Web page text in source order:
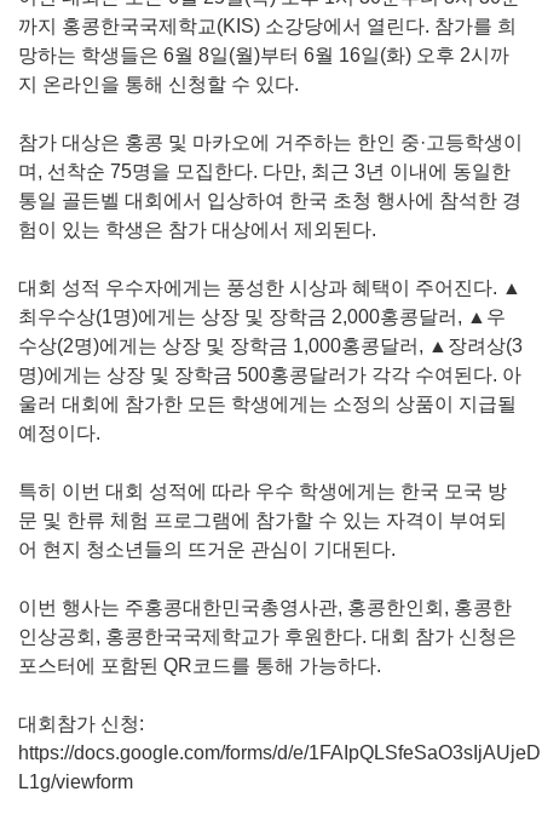
까지 홍콩한국국제학교(KIS) 소강당에서 열린다. 참가를 희
망하는 학생들은 6월 8일(월)부터 6월 16일(화) 오후 2시까
지 온라인을 통해 신청할 수 있다.
참가 대상은 홍콩 및 마카오에 거주하는 한인 중·고등학생이
며, 선착순 75명을 모집한다. 다만, 최근 3년 이내에 동일한
통일 골든벨 대회에서 입상하여 한국 초청 행사에 참석한 경
험이 있는 학생은 참가 대상에서 제외된다.
대회 성적 우수자에게는 풍성한 시상과 혜택이 주어진다. ▲
최우수상(1명)에게는 상장 및 장학금 2,000홍콩달러, ▲우
수상(2명)에게는 상장 및 장학금 1,000홍콩달러, ▲장려상(3
명)에게는 상장 및 장학금 500홍콩달러가 각각 수여된다. 아
울러 대회에 참가한 모든 학생에게는 소정의 상품이 지급될
예정이다.
특히 이번 대회 성적에 따라 우수 학생에게는 한국 모국 방
문 및 한류 체험 프로그램에 참가할 수 있는 자격이 부여되
어 현지 청소년들의 뜨거운 관심이 기대된다.
이번 행사는 주홍콩대한민국총영사관, 홍콩한인회, 홍콩한
인상공회, 홍콩한국국제학교가 후원한다. 대회 참가 신청은
포스터에 포함된 QR코드를 통해 가능하다.
대회참가 신청:
https://docs.google.com/forms/d/e/
L1g/viewform